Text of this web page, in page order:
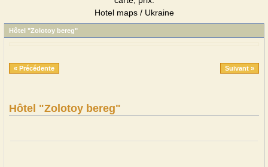
Hotel maps / Ukraine
Hôtel "Zolotoy bereg"
« Précédente Suivant »
Hôtel "Zolotoy bereg"